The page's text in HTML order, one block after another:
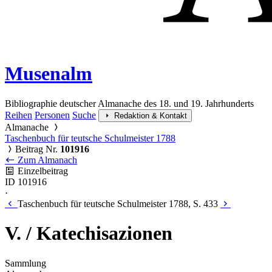
Musenalm
Bibliographie deutscher Almanache des 18. und 19. Jahrhunderts
Reihen Personen Suche Redaktion & Kontakt
Almanache
Taschenbuch für teutsche Schulmeister 1788
Beitrag Nr. 101916
Zum Almanach
Einzelbeitrag
ID 101916
·
Taschenbuch für teutsche Schulmeister 1788, S. 433
V. / Katechisazionen
Sammlung